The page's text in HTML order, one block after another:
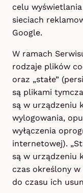
celu
sieciach
Google.
W ramach
rodzaje plików
oraz „stałe”
są plikami
są w urządzeniu
wylogowania,
wyłączenia
internetowej).
są w urządzeniu
czas określony
do czasu ich